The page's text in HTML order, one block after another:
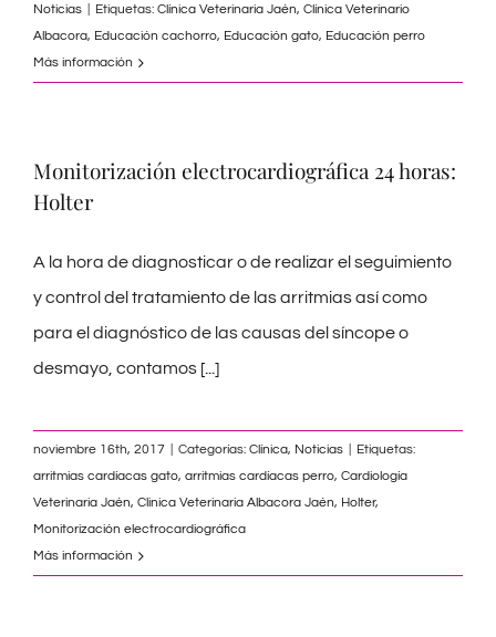
Noticias
Etiquetas: Clínica Veterinaria Jaén, Clínica Veterinario
Albacora, Educación cachorro, Educación gato, Educación perro
Más información
Monitorización electrocardiográfica 24 horas:
Holter
A la hora de diagnosticar o de realizar el seguimiento
y control del tratamiento de las arritmias así como
para el diagnóstico de las causas del síncope o
desmayo, contamos [...]
noviembre 16th, 2017 Categorías: Clínica, Noticias
Etiquetas:
arritmias cardíacas gato, arritmias cardíacas perro, Cardiología
Veterinaria Jaén, Clinica Veterinaria Albacora Jaén, Holter,
Monitorización electrocardiográfica
Más información